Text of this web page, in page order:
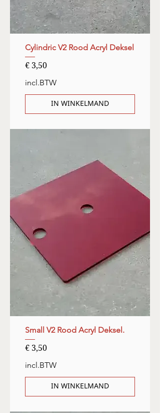
Cylindric V2 Rood Acryl Deksel
Prijs
€ 3,50
incl.BTW
IN WINKELMAND
Small V2 Rood Acryl Deksel.
Prijs
€ 3,50
incl.BTW
IN WINKELMAND